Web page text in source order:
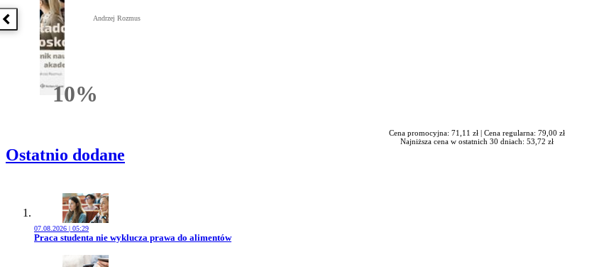
Poprzednia książka
10%Rabatu
Andrzej Rozmus
Cena promocyjna: 71,11 zł | Cena regularna: 79,00 zł
Najniższa cena w ostatnich 30 dniach: 53,72 zł
Ostatnio dodane
07.08.2026 | 05:29
Przejdź do artykułu:
Praca studenta nie wyklucza prawa do alimentów